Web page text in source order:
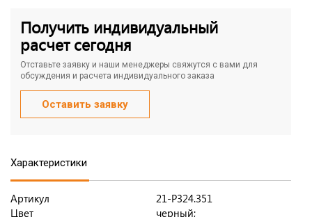
Получить индивидуальный
расчет сегодня
Отставьте заявку и наши менеджеры свяжутся с вами для
обсуждения и расчета индивидуального заказа
Оставить заявку
Характеристики
Артикул
21-P324.351
Цвет
черный;